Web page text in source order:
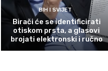
BIH I SVIJET
Birači će se identificirati
otiskom prsta, a glasovi
brojati elektronski i ručno